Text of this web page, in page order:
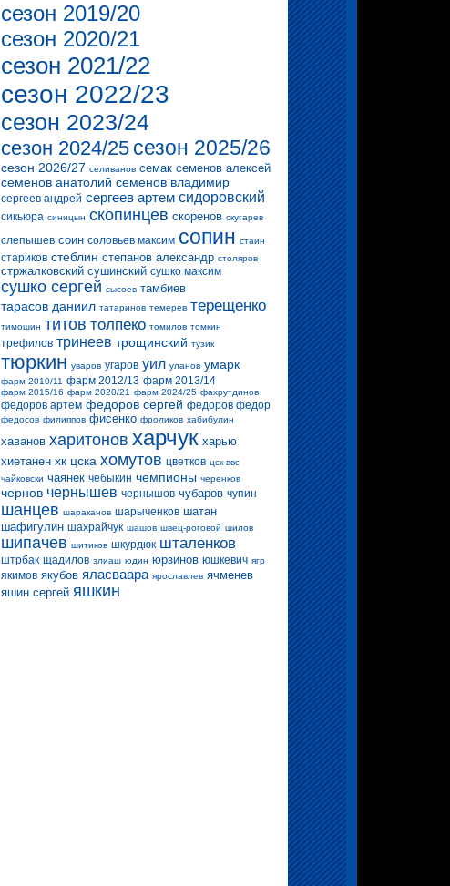
сезон 2019/20
сезон 2020/21
сезон 2021/22
сезон 2022/23
сезон 2023/24
сезон 2024/25 сезон 2025/26
сезон 2026/27 селиванов семак семенов алексей
семенов анатолий семенов владимир
сергеев андрей сергеев артем сидоровский
сикьюра синицын скопинцев скоренов скугарев
слепышев соин соловьев максим сопин стаин
стариков стеблин степанов александр столяров
стржалковский сушинский сушко максим
сушко сергей сысоев тамбиев
тарасов даниил татаринов темерев терещенко
тимошин титов толпеко томилов томкин
трефилов тринеев трощинский тузик
тюркин уваров угаров уил уланов умарк
фарм 2010/11 фарм 2012/13 фарм 2013/14
фарм 2015/16 фарм 2020/21 фарм 2024/25 фахрутдинов
федоров артем федоров сергей федоров федор
федосов филиппов фисенко фроликов хабибулин
хаванов харитонов харчук харью
хиетанен хк цска хомутов цветков цск ввс
чайковски чаянек чебыкин чемпионы черенков
чернов чернышев чернышов чубаров чупин
шанцев шараканов шарыченков шатан
шафигулин шахрайчук шашов швец-роговой шилов
шипачев шитиков шкурдюк шталенков
штрбак щадилов элиаш юдин юрзинов юшкевич ягр
якимов якубов яласваара ярославлев ячменев
яшин сергей яшкин